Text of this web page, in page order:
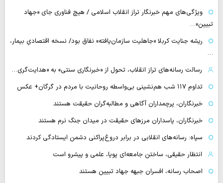
ویژگی‌های مهم خبرنگار تراز انقلاب اسلامی / هیچ فناوری‌ جای «جهاد
تبیین»…
ریشه جنایت کربلا «جاهلیت سازمان‌یافته» نفاق بود/ نسخه اقتصادیِ بیمار،
…
رسالت رسانه‌های تراز انقلاب، تحول از «خبرنگاری سنتی» به «هدایت‌گری…
تداوم ۱۱۷ شب هم‌نشینی بی‌واسطه روحانیت با مردم در گرگان+ عکس
خبرنگاران، پرچمداران آگاهی و مطالبه‌گران حقیقت هستند
خبرنگاران، پاسداران مرزهای حقیقت در میدان جنگ نرم هستند
سپاه: رسانه‌های انقلابی در برابر دروغ‌پراکنی دشمن ایستادگی کردند
انتظار حقیقی، ساختن جامعه‌ای پویا، علمی و پیشرو است
اصحاب رسانه، افسران جبهه جهاد تبیین هستند